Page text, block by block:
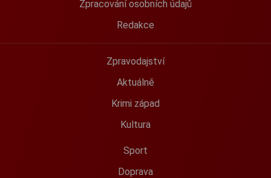
Zpracování osobních údajů
Redakce
Zpravodajství
Aktuálně
Krimi západ
Kultura
Sport
Doprava